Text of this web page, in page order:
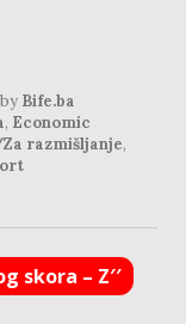
by Bife.ba
, Economic
razmišljanje,
skora – Z′′